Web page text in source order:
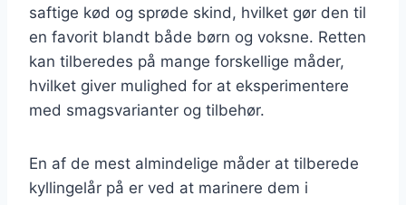
saftige kød og sprøde skind, hvilket gør den til
en favorit blandt både børn og voksne. Retten
kan tilberedes på mange forskellige måder,
hvilket giver mulighed for at eksperimentere
med smagsvarianter og tilbehør.
En af de mest almindelige måder at tilberede
kyllingelår på er ved at marinere dem i